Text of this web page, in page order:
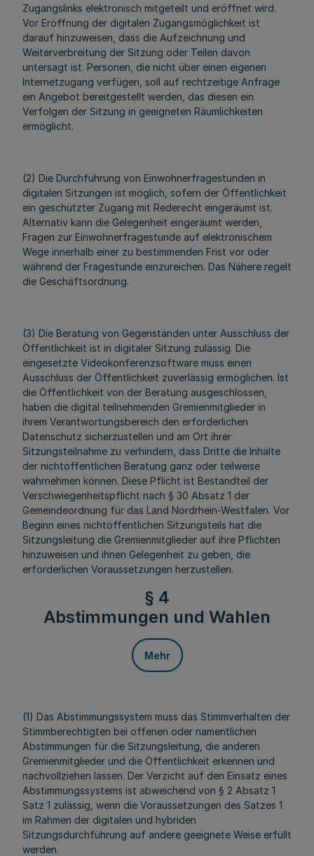
Zugangslinks elektronisch mitgeteilt und eröffnet wird.
Vor Eröffnung der digitalen Zugangsmöglichkeit ist
darauf hinzuweisen, dass die Aufzeichnung und
Weiterverbreitung der Sitzung oder Teilen davon
untersagt ist. Personen, die nicht über einen eigenen
Internetzugang verfügen, soll auf rechtzeitige Anfrage
ein Angebot bereitgestellt werden, das diesen ein
Verfolgen der Sitzung in geeigneten Räumlichkeiten
ermöglicht.
(2) Die Durchführung von Einwohnerfragestunden in
digitalen Sitzungen ist möglich, sofern der Öffentlichkeit
ein geschützter Zugang mit Rederecht eingeräumt ist.
Alternativ kann die Gelegenheit eingeräumt werden,
Fragen zur Einwohnerfragestunde auf elektronischem
Wege innerhalb einer zu bestimmenden Frist vor oder
während der Fragestunde einzureichen. Das Nähere regelt
die Geschäftsordnung.
(3) Die Beratung von Gegenständen unter Ausschluss der
Öffentlichkeit ist in digitaler Sitzung zulässig. Die
eingesetzte Videokonferenzsoftware muss einen
Ausschluss der Öffentlichkeit zuverlässig ermöglichen. Ist
die Öffentlichkeit von der Beratung ausgeschlossen,
haben die digital teilnehmenden Gremienmitglieder in
ihrem Verantwortungsbereich den erforderlichen
Datenschutz sicherzustellen und am Ort ihrer
Sitzungsteilnahme zu verhindern, dass Dritte die Inhalte
der nichtöffentlichen Beratung ganz oder teilweise
wahrnehmen können. Diese Pflicht ist Bestandteil der
Verschwiegenheitspflicht nach § 30 Absatz 1 der
Gemeindeordnung für das Land Nordrhein-Westfalen. Vor
Beginn eines nichtöffentlichen Sitzungsteils hat die
Sitzungsleitung die Gremienmitglieder auf ihre Pflichten
hinzuweisen und ihnen Gelegenheit zu geben, die
erforderlichen Voraussetzungen herzustellen.
§ 4
Abstimmungen und Wahlen
Mehr
(1) Das Abstimmungssystem muss das Stimmverhalten der
Stimmberechtigten bei offenen oder namentlichen
Abstimmungen für die Sitzungsleitung, die anderen
Gremienmitglieder und die Öffentlichkeit erkennen und
nachvollziehen lassen. Der Verzicht auf den Einsatz eines
Abstimmungssystems ist abweichend von § 2 Absatz 1
Satz 1 zulässig, wenn die Voraussetzungen des Satzes 1
im Rahmen der digitalen und hybriden
Sitzungsdurchführung auf andere geeignete Weise erfüllt
werden.